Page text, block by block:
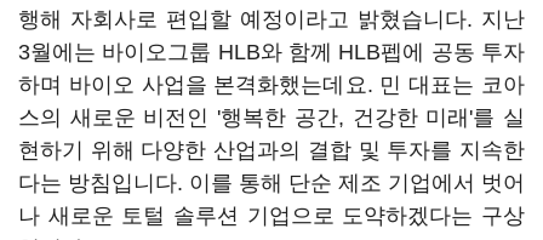
행해 자회사로 편입할 예정이라고 밝혔습니다. 지난
3월에는 바이오그룹 HLB와 함께 HLB펩에 공동 투자
하며 바이오 사업을 본격화했는데요. 민 대표는 코아
스의 새로운 비전인 '행복한 공간, 건강한 미래'를 실
현하기 위해 다양한 산업과의 결합 및 투자를 지속한
다는 방침입니다. 이를 통해 단순 제조 기업에서 벗어
나 새로운 토털 솔루션 기업으로 도약하겠다는 구상